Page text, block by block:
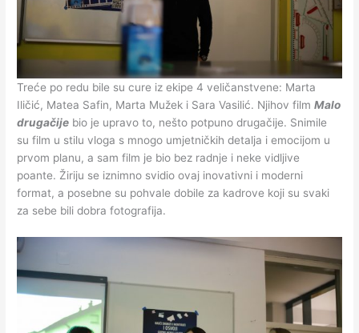
Treće po redu bile su cure iz ekipe 4 veličanstvene: Marta
Iličić, Matea Safin, Marta Mužek i Sara Vasilić. Njihov filmMalo
drugačije bio je upravo to, nešto potpuno drugačije. Snimile
su film u stilu vloga s mnogo umjetničkih detalja i emocijom u
prvom planu, a sam film je bio bez radnje i neke vidljive
poante. Žiriju se iznimno svidio ovaj inovativni i moderni
format, a posebne su pohvale dobile za kadrove koji su svaki
za sebe bili dobra fotografija.